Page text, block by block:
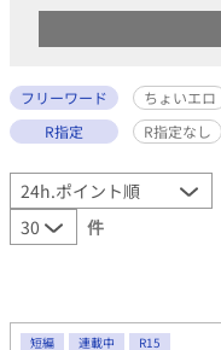
フリーワード
ちょいエロ
R指定
R指定なし
件
短編 連載中 R15